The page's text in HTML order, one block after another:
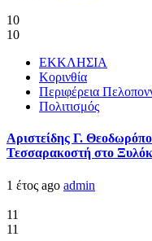
10
10
ΕΚΚΛΗΣΙΑ
Κορινθία
Περιφέρεια
Πολιτισμός
Αριστείδης Γ.
Τεσσαρακοστή στο
1 έτος ago admin
11
11